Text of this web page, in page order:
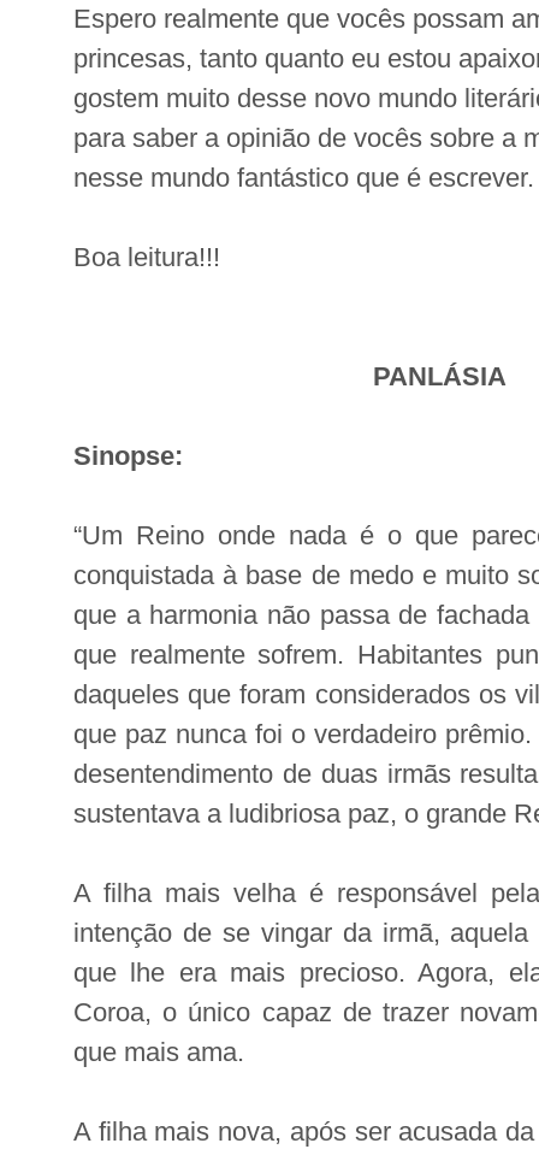
Espero realmente que vocês possam
princesas, tanto quanto eu estou
gostem muito desse novo mundo
para saber a opinião de vocês sobre a
nesse mundo fantástico que é escrever.
Boa leitura!!!
PANLÁSIA
Sinopse:
“Um Reino onde nada é o que
conquistada à base de medo e muito
que a harmonia não passa de
que realmente sofrem. Habitantes
daqueles que foram considerados os
que paz nunca foi o verdadeiro
desentendimento de duas irmãs
sustentava a ludibriosa paz, o grande
A filha mais velha é responsável
intenção de se vingar da irmã,
que lhe era mais precioso. Agora,
Coroa, o único capaz de trazer
que mais ama.
A filha mais nova, após ser acusada